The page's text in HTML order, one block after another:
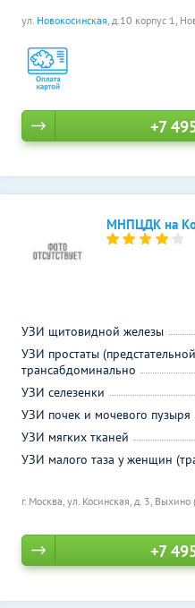
ул. Новокосинская, д.10 корпус 1,
+7
МНПЦДК на
г. Москва, ул. Косинская, д. 3, Выхино
УЗИ щитовидной железы
УЗИ простаты
трансабдоминально
УЗИ селезенки
УЗИ почек и мочевого пузыря
УЗИ мягких тканей
УЗИ малого таза у женщин
+7